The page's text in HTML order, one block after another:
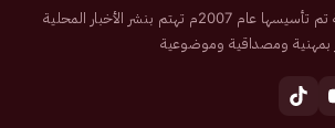
صحيفة إلكترونية سعودية تم تأسيسها عام 2007م تهتم بنشر الأخبار المحلية
بمهنية ومصداقية وموضوعية